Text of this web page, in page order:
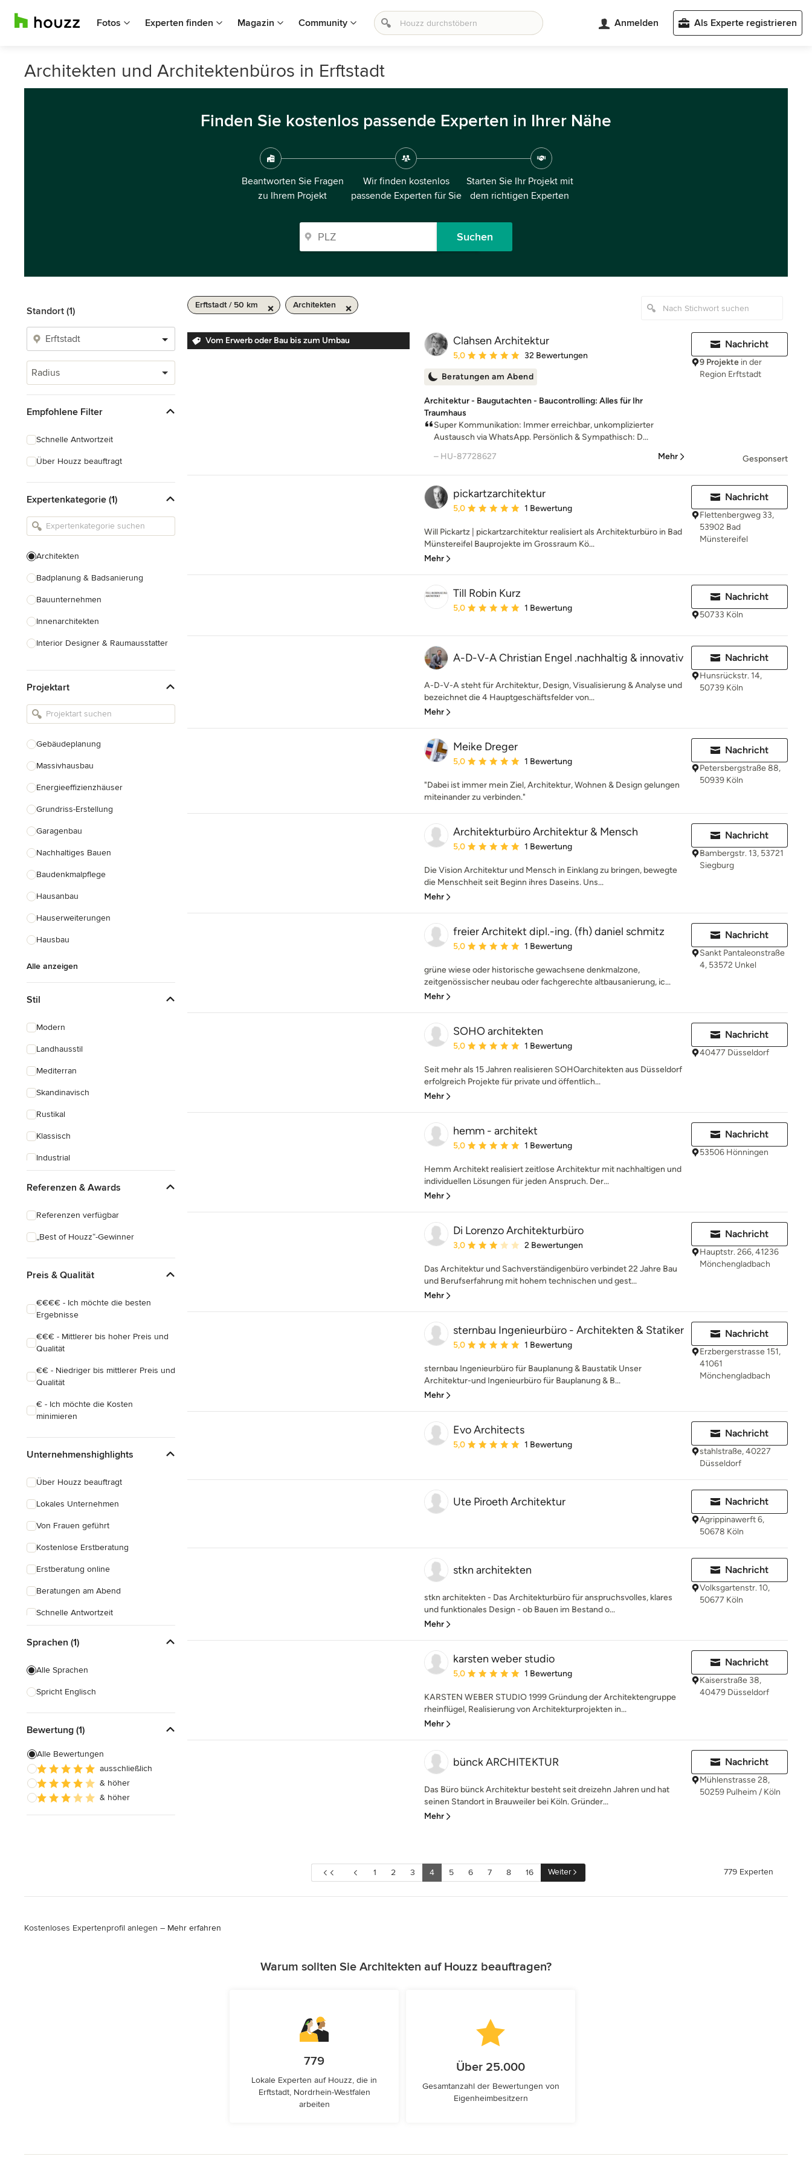
Fotos Experten finden Magazin Community Anmelden Als Experte registrieren
Architekten und Architektenbüros in Erftstadt
Finden Sie kostenlos passende Experten in Ihrer Nähe
Beantworten Sie Fragen
zu Ihrem Projekt
Wir finden kostenlos
passende Experten für Sie
Starten Sie Ihr Projekt mit
dem richtigen Experten
Suchen
Standort (1)
Radius
Empfohlene Filter
Schnelle Antwortzeit
Über Houzz beauftragt
Expertenkategorie (1)
Architekten
Badplanung & Badsanierung
Bauunternehmen
Innenarchitekten
Interior Designer & Raumausstatter
Landschaftsarchitekten
Armaturen & Sanitärbedarf
Einbauschränke
Projektart
Gebäudeplanung
Massivhausbau
Energieeffizienzhäuser
Grundriss-Erstellung
Garagenbau
Nachhaltiges Bauen
Baudenkmalpflege
Hausanbau
Hauserweiterungen
Hausbau
Alle anzeigen
Stil
Modern
Landhausstil
Mediterran
Skandinavisch
Rustikal
Klassisch
Industrial
Referenzen & Awards
Referenzen verfügbar
„Best of Houzz“-Gewinner
Preis & Qualität
€€€€ - Ich möchte die besten
Ergebnisse
€€€ - Mittlerer bis hoher Preis und
Qualität
€€ - Niedriger bis mittlerer Preis und
Qualität
€ - Ich möchte die Kosten
minimieren
Unternehmenshighlights
Über Houzz beauftragt
Lokales Unternehmen
Von Frauen geführt
Kostenlose Erstberatung
Erstberatung online
Beratungen am Abend
Schnelle Antwortzeit
Sprachen (1)
Alle Sprachen
Spricht Englisch
Bewertung (1)
Alle Bewertungen
ausschließlich
& höher
& höher
Erftstadt / 50 km Architekten
Vom Erwerb oder Bau bis zum Umbau Clahsen Architektur
Durchschnittliche Bewertung: 5 von 5 Sternen
5,0 32 Bewertungen
Beratungen am Abend
Architektur - Baugutachten - Baucontrolling: Alles für Ihr
Traumhaus
Super Kommunikation: Immer erreichbar, unkomplizierter
Austausch via WhatsApp. Persönlich & Sympathisch: D...
– HU-87728627
Mehr
Nachricht
9 Projekte in der
Region Erftstadt
Gesponsert
pickartzarchitektur
Durchschnittliche Bewertung: 5 von 5 Sternen
5,0 1 Bewertung
Will Pickartz | pickartzarchitektur realisiert als Architekturbüro in Bad
Münstereifel Bauprojekte im Grossraum Kö...
Mehr
Nachricht
Flettenbergweg 33,
53902 Bad
Münstereifel
Till Robin Kurz
Durchschnittliche Bewertung: 5 von 5 Sternen
5,0 1 Bewertung
Nachricht
50733 Köln
A-D-V-A Christian Engel .nachhaltig & innovativ
A-D-V-A steht für Architektur, Design, Visualisierung & Analyse und
bezeichnet die 4 Hauptgeschäftsfelder von...
Mehr
Nachricht
Hunsrückstr. 14,
50739 Köln
Meike Dreger
Durchschnittliche Bewertung: 5 von 5 Sternen
5,0 1 Bewertung
"Dabei ist immer mein Ziel, Architektur, Wohnen & Design gelungen
miteinander zu verbinden."
Nachricht
Petersbergstraße 88,
50939 Köln
Architekturbüro Architektur & Mensch
Durchschnittliche Bewertung: 5 von 5 Sternen
5,0 1 Bewertung
Die Vision Architektur und Mensch in Einklang zu bringen, bewegte
die Menschheit seit Beginn ihres Daseins. Uns...
Mehr
Nachricht
Bambergstr. 13, 53721
Siegburg
freier Architekt dipl.-ing. (fh) daniel schmitz
Durchschnittliche Bewertung: 5 von 5 Sternen
5,0 1 Bewertung
grüne wiese oder historische gewachsene denkmalzone,
zeitgenössischer neubau oder fachgerechte altbausanierung, ic...
Mehr
Nachricht
Sankt Pantaleonstraße
4, 53572 Unkel
SOHO architekten
Durchschnittliche Bewertung: 5 von 5 Sternen
5,0 1 Bewertung
Seit mehr als 15 Jahren realisieren SOHOarchitekten aus Düsseldorf
erfolgreich Projekte für private und öffentlich...
Mehr
Nachricht
40477 Düsseldorf
hemm - architekt
Durchschnittliche Bewertung: 5 von 5 Sternen
5,0 1 Bewertung
Hemm Architekt realisiert zeitlose Architektur mit nachhaltigen und
individuellen Lösungen für jeden Anspruch. Der...
Mehr
Nachricht
53506 Hönningen
Di Lorenzo Architekturbüro
Durchschnittliche Bewertung: 3 von 5 Sternen
3,0 2 Bewertungen
Das Architektur und Sachverständigenbüro verbindet 22 Jahre Bau
und Berufserfahrung mit hohem technischen und gest...
Mehr
Nachricht
Hauptstr. 266, 41236
Mönchengladbach
sternbau Ingenieurbüro - Architekten & Statiker
Durchschnittliche Bewertung: 5 von 5 Sternen
5,0 1 Bewertung
sternbau Ingenieurbüro für Bauplanung & Baustatik Unser
Architektur-und Ingenieurbüro für Bauplanung & B...
Mehr
Nachricht
Erzbergerstrasse 151,
41061
Mönchengladbach
Evo Architects
Durchschnittliche Bewertung: 5 von 5 Sternen
5,0 1 Bewertung
Nachricht
stahlstraße, 40227
Düsseldorf
Ute Piroeth Architektur Nachricht
Agrippinawerft 6,
50678 Köln
stkn architekten
stkn architekten - Das Architekturbüro für anspruchsvolles, klares
und funktionales Design - ob Bauen im Bestand o...
Mehr
Nachricht
Volksgartenstr. 10,
50677 Köln
karsten weber studio
Durchschnittliche Bewertung: 5 von 5 Sternen
5,0 1 Bewertung
KARSTEN WEBER STUDIO 1999 Gründung der Architektengruppe
rheinflügel, Realisierung von Architekturprojekten in...
Mehr
Nachricht
Kaiserstraße 38,
40479 Düsseldorf
bünck ARCHITEKTUR
Das Büro bünck Architektur besteht seit dreizehn Jahren und hat
seinen Standort in Brauweiler bei Köln. Gründer...
Mehr
Nachricht
Mühlenstrasse 28,
50259 Pulheim / Köln
1 2 3 4 5 6 7 8 16 Weiter 779 Experten
Kostenloses Expertenprofil anlegen – Mehr erfahren
Warum sollten Sie Architekten auf Houzz beauftragen?
779
Lokale Experten auf Houzz, die in
Erftstadt, Nordrhein-Westfalen
arbeiten
Über 25.000
Gesamtanzahl der Bewertungen von
Eigenheimbesitzern